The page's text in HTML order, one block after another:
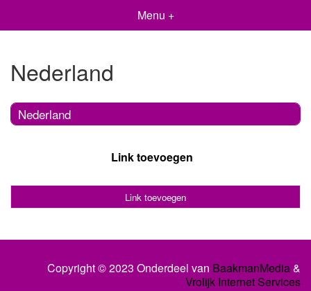
Menu +
Nederland
Nederland
Link toevoegen
Link toevoegen
Copyright © 2023 Onderdeel van BaakmanMedia&
Vrolijk Internet Services